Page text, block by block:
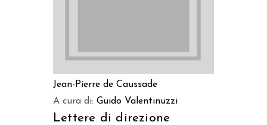
Jean-Pierre de Caussade
A cura di: Guido Valentinuzzi
Lettere di direzione